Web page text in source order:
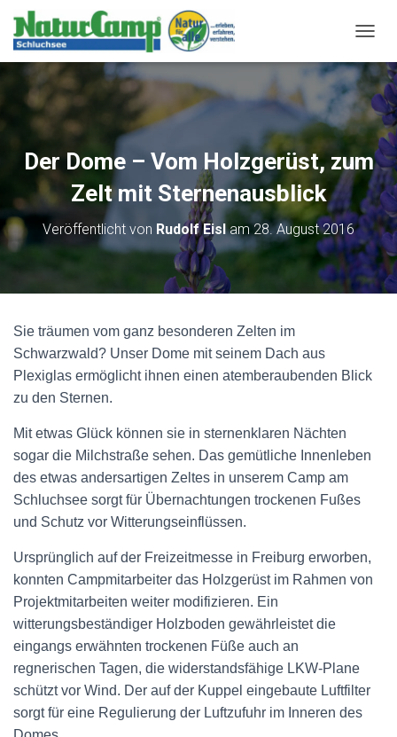
body header.site-header { background-color: rgb(46, 139, 87)
!important; /* Tannengrün */ }
A
V
I
G
A
I
O
N
U
M
S
H
A
Der Dome – Vom Holzgerüst, zum
Zelt mit Sternenausblick
Veröffentlicht von Rudolf Eislam28. August 2016
Sie träumen vom ganz besonderen Zelten im
Schwarzwald? Unser Dome mit seinem Dach aus
Plexiglas ermöglicht ihnen einen atemberaubenden Blick
zu den Sternen.
Mit etwas Glück können sie in sternenklaren Nächten
sogar die Milchstraße sehen. Das gemütliche Innenleben
des etwas andersartigen Zeltes in unserem Camp am
Schluchsee sorgt für Übernachtungen trockenen Fußes
und Schutz vor Witterungseinflüssen.
Ursprünglich auf der Freizeitmesse in Freiburg erworben,
konnten Campmitarbeiter das Holzgerüst im Rahmen von
Projektmitarbeiten weiter modifizieren. Ein
witterungsbeständiger Holzboden gewährleistet die
eingangs erwähnten trockenen Füße auch an
regnerischen Tagen, die widerstandsfähige LKW-Plane
schützt vor Wind. Der auf der Kuppel eingebaute Luftfilter
sorgt für eine Regulierung der Luftzufuhr im Inneren des